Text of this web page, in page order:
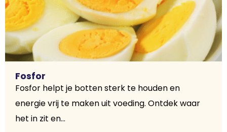
Fosfor
Fosfor helpt je botten sterk te houden en
energie vrij te maken uit voeding. Ontdek waar
het in zit en...